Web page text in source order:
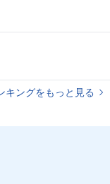
キングをもっと見る